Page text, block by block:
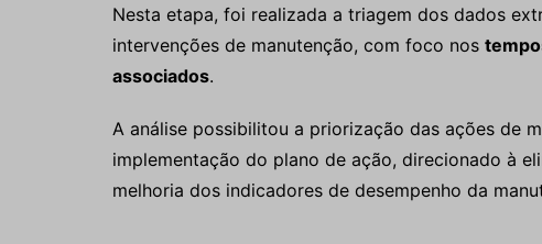
Nesta etapa, foi realizada a triagem dos dados
intervenções de manutenção, com foco nos
associados.
A análise possibilitou a priorização das ações de
implementação do plano de ação, direcionado à
melhoria dos indicadores de desempenho da